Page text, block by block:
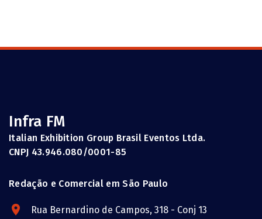
Infra FM
Italian Exhibition Group Brasil Eventos Ltda.
CNPJ 43.946.080/0001-85
Redação e Comercial em São Paulo
Rua Bernardino de Campos, 318 - Conj 13